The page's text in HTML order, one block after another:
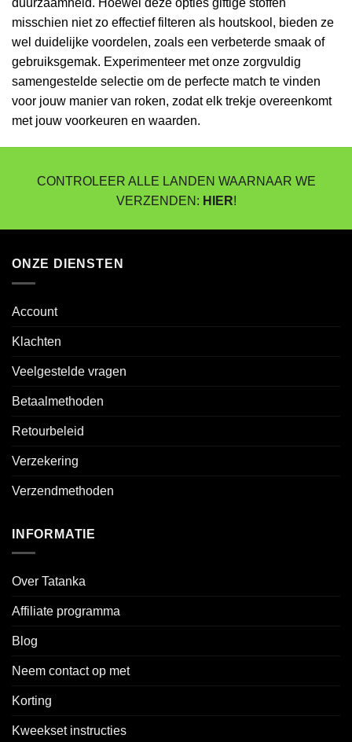
duurzaamheid. Hoewel deze opties giftige stoffen
misschien niet zo effectief filteren als houtskool, bieden ze
wel duidelijke voordelen, zoals een verbeterde smaak of
gebruiksgemak. Experimenteer met onze zorgvuldig
samengestelde selectie om de perfecte match te vinden
voor jouw manier van roken, zodat elk trekje overeenkomt
met jouw voorkeuren en waarden.
CONTROLEER ALLE LANDEN WAARNAAR WE
VERZENDEN: HIER!
ONZE DIENSTEN
Account
Klachten
Veelgestelde vragen
Betaalmethoden
Retourbeleid
Verzekering
Verzendmethoden
INFORMATIE
Over Tatanka
Affiliate programma
Blog
Neem contact op met
Korting
Kweekset instructies